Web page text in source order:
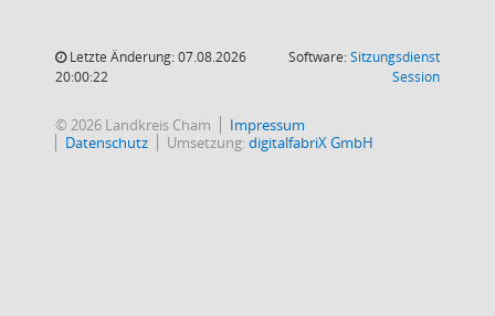
Letzte Änderung: 07.08.2026
20:00:22
Software:Sitzungsdienst
Session(Wird in
© 2026 Landkreis Cham
Impressum
Datenschutz
Umsetzung:digitalfabriX GmbH